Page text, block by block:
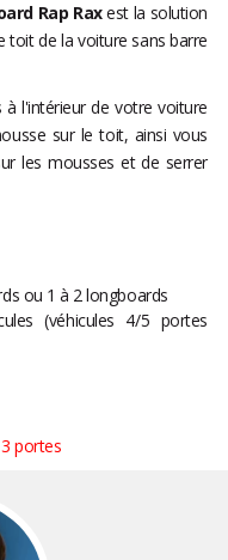
Rap Raxest la solution
toit de la voiture sans barre
l'intérieur de votre voiture
sur le toit, ainsi vous
les mousses et de serrer
ou 1 à 2 longboards
(véhicules 4/5 portes
portes